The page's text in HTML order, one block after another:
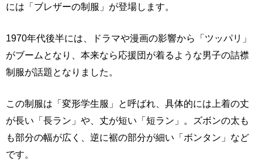
には「ブレザーの制服」が登場します。
1970年代後半には、ドラマや漫画の影響から「ツッパリ」
がブームとなり、本来なら応援団が着るような男子の詰襟
制服が話題となりました。
この制服は「変形学生服」と呼ばれ、具体的には上着の丈
が長い「長ラン」や、丈が短い「短ラン」。ズボンの太も
も部分の幅が広く、逆に裾の部分が細い「ボンタン」など
です。